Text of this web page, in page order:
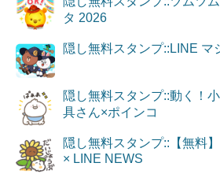
タ 2026
隠し無料スタンプ::LINE マ
隠し無料スタンプ::動く！
具さん×ポインコ
隠し無料スタンプ::【無料
× LINE NEWS